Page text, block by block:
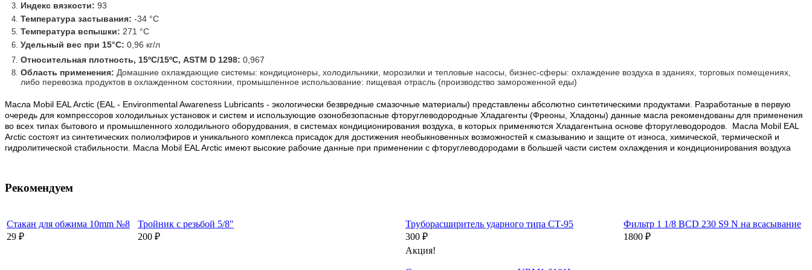
Индекс вязкости: 93
Температура застывания: -34 °C
Температура вспышки: 271 °C
Удельный вес при 15°C: 0,96 кг/л
Относительная плотность, 15ºС/15ºС, ASTM D 1298: 0,967
Область применения: Домашние охлаждающие системы: кондиционеры, холодильники, морозилки и тепловые насосы, бизнес-сферы: охлаждение воздуха в зданиях, торговых помещениях,
либо перевозка продуктов в охлажденном состоянии, промышленное использование: пищевая отрасль (производство замороженной еды)
Масла Mobil EAL Arctic (EAL - Environmental Awareness Lubricants - экологически безвредные смазочные материалы) представлены абсолютно синтетическими продуктами. Разработаные в первую
очередь для компрессоров холодильных установок и систем и использующие озонобезопасные фторуглеводородные Хладагенты (Фреоны, Хладоны) данные масла рекомендованы для применения
во всех типах бытового и промышленного холодильного оборудования, в системах кондиционирования воздуха, в которых применяются Хладагентына основе фторуглеводородов. Масла Mobil EAL
Arctic состоят из синтетических полиолэфиров и уникального комплекса присадок для достижения необыкновенных возможностей к смазыванию и защите от износа, химической, термической и
гидролитической стабильности. Масла Mobil EAL Arctic имеют высокие рабочие данные при применении с фторуглеводородами в большей части систем охлаждения и кондиционирования воздуха
Рекомендуем
Стакан для обжима 10mm №8
29 ₽
Тройник с резьбой 5/8"
200 ₽
Труборасширитель ударного типа СТ-95
300 ₽
Фильтр 1 1/8 BCD 230 S9 N на всасывание
1800 ₽
Акция!